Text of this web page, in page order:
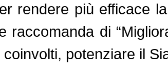
rendere più efficace
raccomanda di
potenziare il